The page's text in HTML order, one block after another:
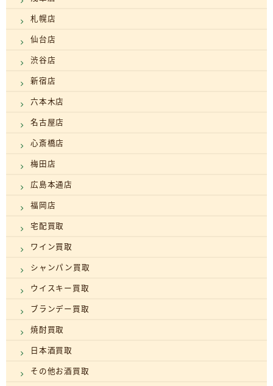
札幌店
仙台店
渋谷店
新宿店
六本木店
名古屋店
心斎橋店
梅田店
広島本通店
福岡店
宅配買取
ワイン買取
シャンパン買取
ウイスキー買取
ブランデー買取
焼酎買取
日本酒買取
その他お酒買取